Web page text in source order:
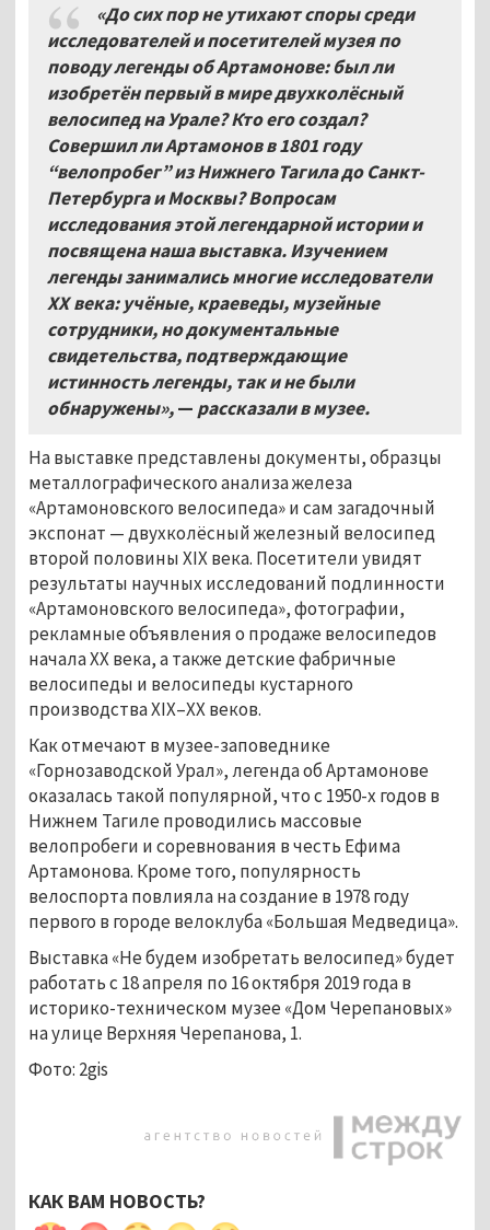
«До сих пор не утихают споры среди
исследователей и посетителей музея по
поводу легенды об Артамонове: был ли
изобретён первый в мире двухколёсный
велосипед на Урале? Кто его создал?
Совершил ли Артамонов в 1801 году
“велопробег” из Нижнего Тагила до Санкт-
Петербурга и Москвы? Вопросам
исследования этой легендарной истории и
посвящена наша выставка. Изучением
легенды занимались многие исследователи
XX века: учёные, краеведы, музейные
сотрудники, но документальные
свидетельства, подтверждающие
истинность легенды, так и не были
обнаружены»,— рассказали в музее.
На выставке представлены документы, образцы
металлографического анализа железа
«Артамоновского велосипеда» и сам загадочный
экспонат — двухколёсный железный велосипед
второй половины XIX века. Посетители увидят
результаты научных исследований подлинности
«Артамоновского велосипеда», фотографии,
рекламные объявления о продаже велосипедов
начала ХХ века, а также детские фабричные
велосипеды и велосипеды кустарного
производства XIX–XX веков.
Как отмечают в музее-заповеднике
«Горнозаводской Урал», легенда об Артамонове
оказалась такой популярной, что с 1950-х годов в
Нижнем Тагиле проводились массовые
велопробеги и соревнования в честь Ефима
Артамонова. Кроме того, популярность
велоспорта повлияла на создание в 1978 году
первого в городе велоклуба «Большая Медведица».
Выставка «Не будем изобретать велосипед» будет
работать с 18 апреля по 16 октября 2019 года в
историко-техническом музее «Дом Черепановых»
на улице Верхняя Черепанова, 1.
Фото: 2gis
КАК ВАМ НОВОСТЬ?